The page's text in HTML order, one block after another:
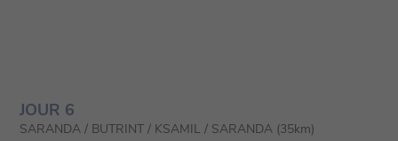
JOUR 6
SARANDA / BUTRINT / KSAMIL / SARANDA (35km)